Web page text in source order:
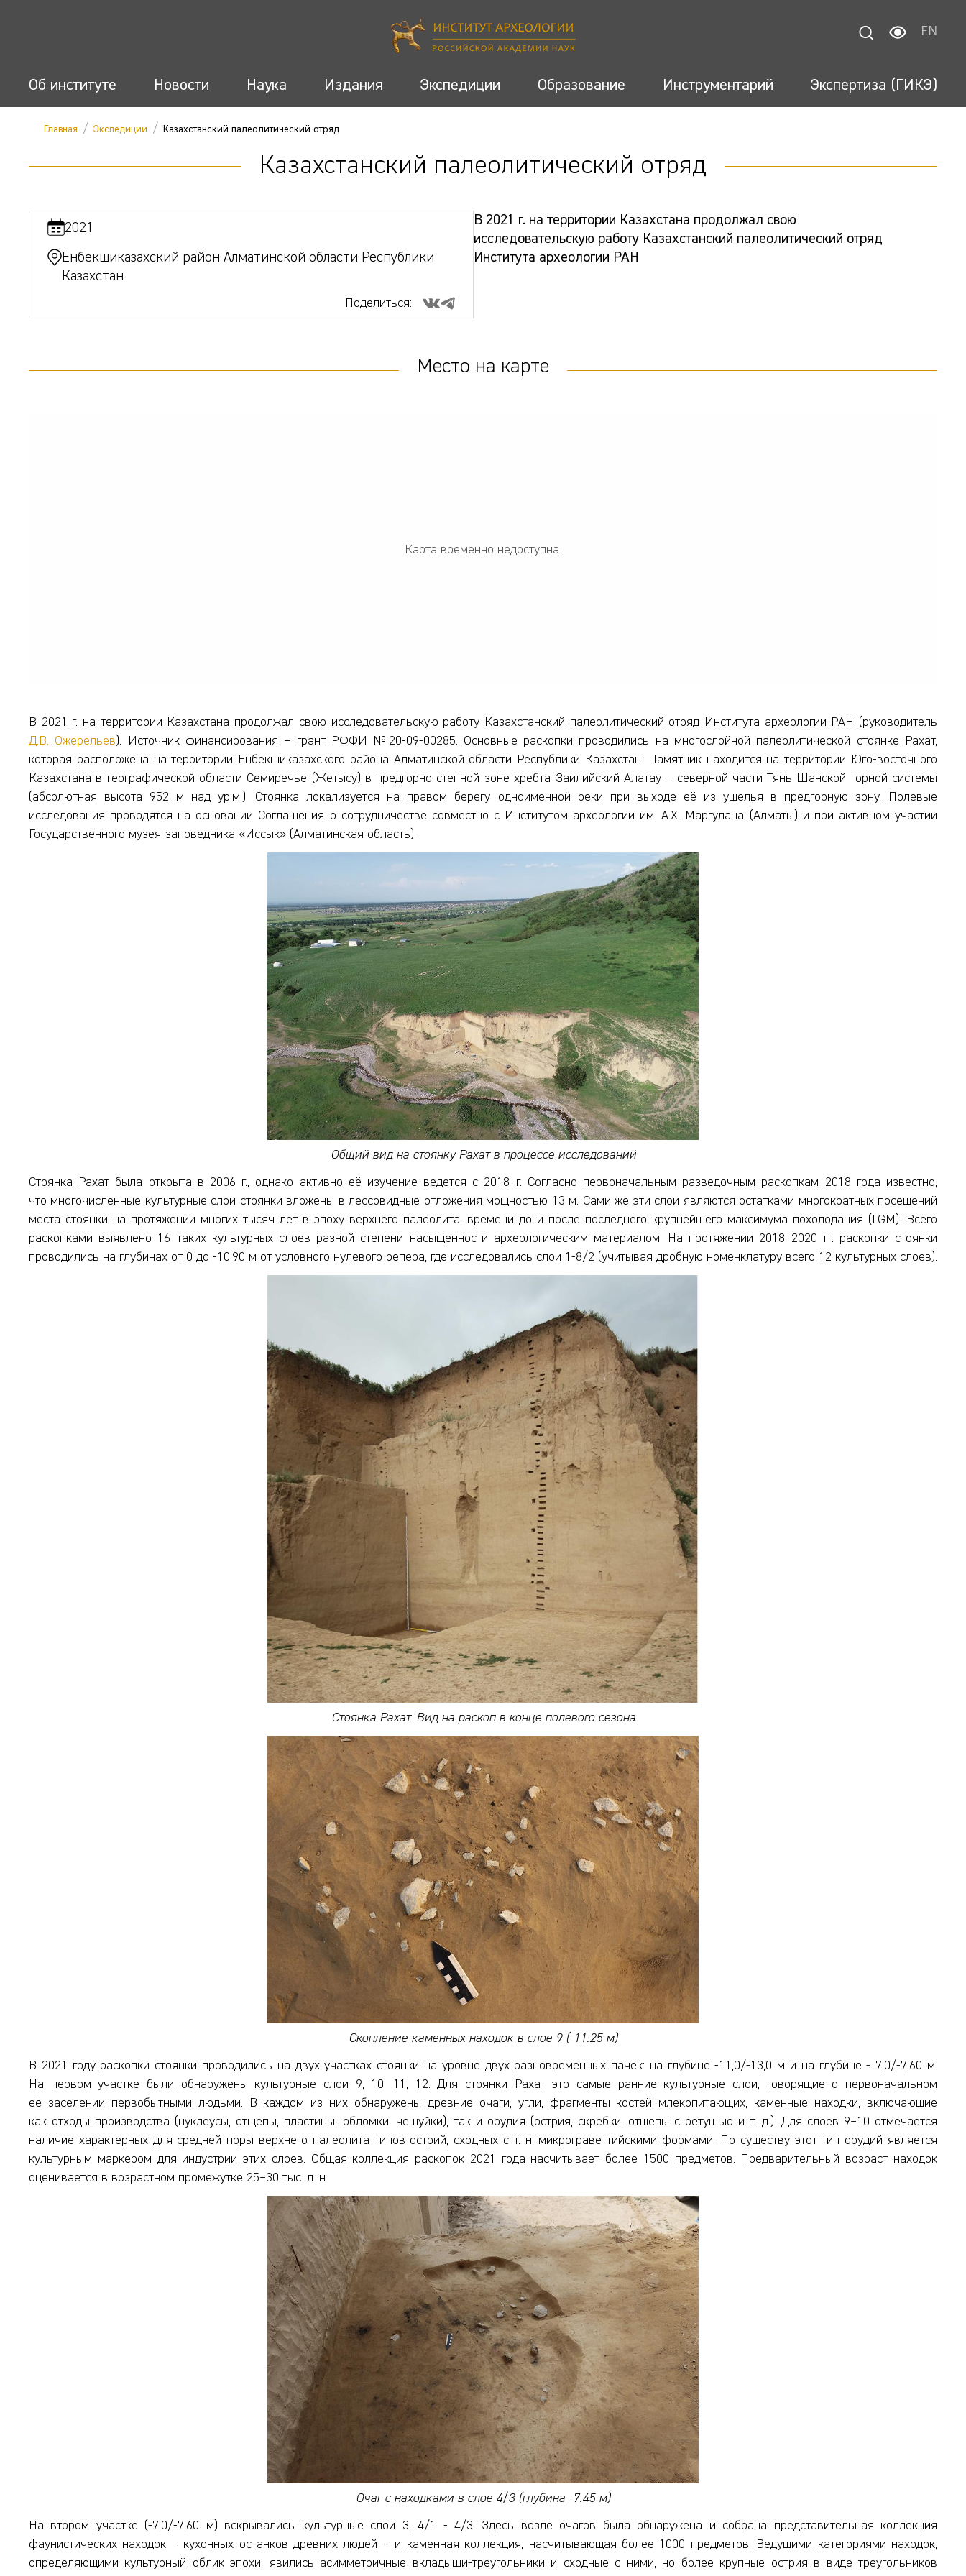
EN
Об институте Новости Наука Издания Экспедиции Образование Инструментарий Экспертиза (ГИКЭ)
Главная / Экспедиции / Казахстанский палеолитический отряд
Казахстанский палеолитический отряд
2021
Енбекшиказахский район Алматинской области Республики
Казахстан
Поделиться:
В 2021 г. на территории Казахстана продолжал свою
исследовательскую работу Казахстанский палеолитический отряд
Института археологии РАН
Место на карте
Карта временно недоступна.
В 2021 г. на территории Казахстана продолжал свою исследовательскую работу Казахстанский палеолитический отряд Института археологии РАН (руководитель
Д.В. Ожерельев). Источник финансирования – грант РФФИ №20-09-00285. Основные раскопки проводились на многослойной палеолитической стоянке Рахат,
которая расположена на территории Енбекшиказахского района Алматинской области Республики Казахстан. Памятник находится на территории Юго-восточного
Казахстана в географической области Семиречье (Жетысу) в предгорно-степной зоне хребта Заилийский Алатау – северной части Тянь-Шанской горной системы
(абсолютная высота 952 м над ур.м.). Стоянка локализуется на правом берегу одноименной реки при выходе её из ущелья в предгорную зону. Полевые
исследования проводятся на основании Соглашения о сотрудничестве совместно с Институтом археологии им. А.Х. Маргулана (Алматы) и при активном участии
Государственного музея-заповедника «Иссык» (Алматинская область).
Общий вид на стоянку Рахат в процессе исследований
Стоянка Рахат была открыта в 2006 г., однако активно её изучение ведется с 2018 г. Согласно первоначальным разведочным раскопкам 2018 года известно,
что многочисленные культурные слои стоянки вложены в лессовидные отложения мощностью 13 м. Сами же эти слои являются остатками многократных посещений
места стоянки на протяжении многих тысяч лет в эпоху верхнего палеолита, времени до и после последнего крупнейшего максимума похолодания (LGM). Всего
раскопками выявлено 16 таких культурных слоев разной степени насыщенности археологическим материалом. На протяжении 2018–2020 гг. раскопки стоянки
проводились на глубинах от 0 до -10,90 м от условного нулевого репера, где исследовались слои 1-8/2 (учитывая дробную номенклатуру всего 12 культурных слоев).
Стоянка Рахат. Вид на раскоп в конце полевого сезона
Скопление каменных находок в слое 9 (-11.25 м)
В 2021 году раскопки стоянки проводились на двух участках стоянки на уровне двух разновременных пачек: на глубине -11,0/-13,0 м и на глубине - 7,0/-7,60 м.
На первом участке были обнаружены культурные слои 9, 10, 11, 12. Для стоянки Рахат это самые ранние культурные слои, говорящие о первоначальном
её заселении первобытными людьми. В каждом из них обнаружены древние очаги, угли, фрагменты костей млекопитающих, каменные находки, включающие
как отходы производства (нуклеусы, отщепы, пластины, обломки, чешуйки), так и орудия (острия, скребки, отщепы с ретушью и т. д.). Для слоев 9–10 отмечается
наличие характерных для средней поры верхнего палеолита типов острий, сходных с т. н. микрограветтийскими формами. По существу этот тип орудий является
культурным маркером для индустрии этих слоев. Общая коллекция раскопок 2021 года насчитывает более 1500 предметов. Предварительный возраст находок
оценивается в возрастном промежутке 25–30 тыс. л. н.
Очаг с находками в слое 4/3 (глубина -7.45 м)
На втором участке (-7,0/-7,60 м) вскрывались культурные слои 3, 4/1 - 4/3. Здесь возле очагов была обнаружена и собрана представительная коллекция
фаунистических находок – кухонных останков древних людей – и каменная коллекция, насчитывающая более 1000 предметов. Ведущими категориями находок,
определяющими культурный облик эпохи, явились асимметричные вкладыши-треугольники и сходные с ними, но более крупные острия в виде треугольников